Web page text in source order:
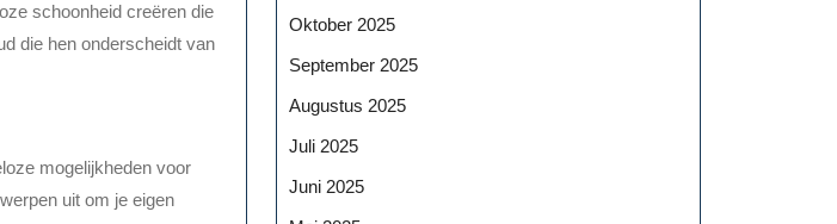
schoonheid creëren die
die hen onderscheidt van
mogelijkheden voor
uit om je eigen
Oktober 2025
September 2025
Augustus 2025
Juli 2025
Juni 2025